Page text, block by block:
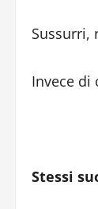
Sussurri,
Invece di
Stessi